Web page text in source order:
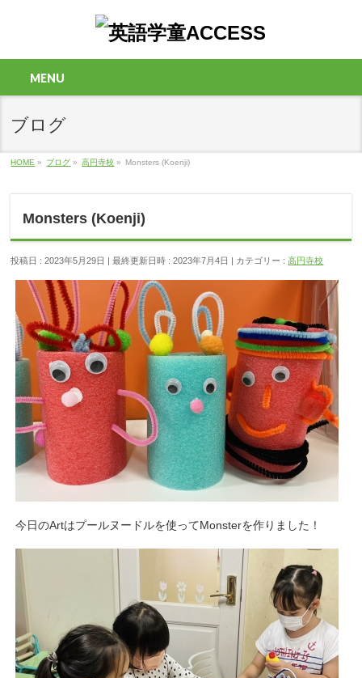
MENU
ブログ
HOME » ブログ » 高円寺校 » Monsters (Koenji)
Monsters (Koenji)
投稿日 : 2023年5月29日 最終更新日時 : 2023年7月4日 カテゴリー :高円寺校
今日のArtはプールヌードルを使ってMonsterを作りました！